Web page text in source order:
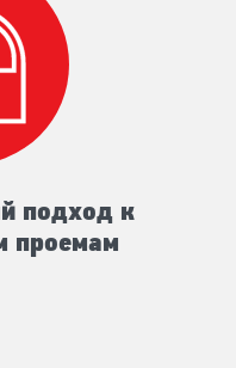
подход к
проемам